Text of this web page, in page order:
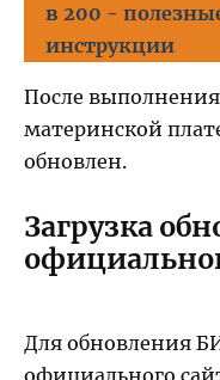
в 200 -
инструкции
После
материнской
обновлен.
Загрузка
Для обновления
официального